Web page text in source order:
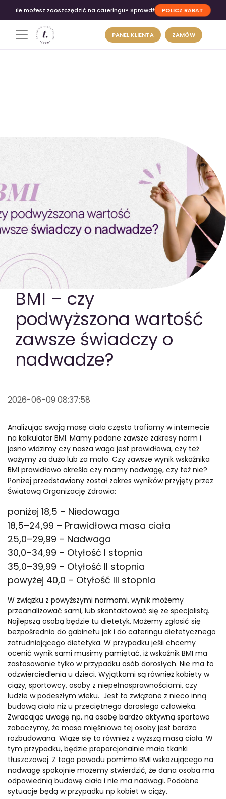
Ile możesz zaoszczędzić na cateringu? Sprawdź POLICZ RABAT
PANEL KLIENTA ZAMÓW
GOTOWA DIETA PAKIETY MEDYCZNE
BMI – czy
podwyższona wartość
zawsze świadczy o
nadwadze?
2026-06-09 08:37:58
Analizując swoją masę ciała często trafiamy w internecie
na kalkulator BMI. Mamy podane zawsze zakresy norm i
jasno widzimy czy nasza waga jest prawidłowa, czy też
ważymy za dużo lub za mało. Czy zawsze wynik wskaźnika
BMI prawidłowo określa czy mamy nadwagę, czy też nie?
Poniżej przedstawiony został zakres wyników przyjęty przez
Światową Organizację Zdrowia:
poniżej 18,5 – Niedowaga
18,5–24,99 – Prawidłowa masa ciała
25,0–29,99 – Nadwaga
30,0–34,99 – Otyłość I stopnia
35,0–39,99 – Otyłość II stopnia
powyżej 40,0 – Otyłość III stopnia
W związku z powyższymi normami, wynik możemy
przeanalizować sami, lub skontaktować się ze specjalistą.
Najlepszą osobą będzie tu dietetyk. Możemy zgłosić się
bezpośrednio do gabinetu jak i do cateringu dietetycznego
zatrudniającego dietetyka. W przypadku jeśli chcemy
ocenić wynik sami musimy pamiętać, iż wskaźnik BMI ma
zastosowanie tylko w przypadku osób dorosłych. Nie ma to
odzwierciedlenia u dzieci. Wyjątkami są również kobiety w
ciąży, sportowcy, osoby z niepełnosprawnościami, czy
ludzie w podeszłym wieku. Jest to związane z nieco inną
budową ciała niż u przeciętnego dorosłego człowieka.
Zwracając uwagę np. na osobę bardzo aktywną sportowo
zobaczymy, że masa mięśniowa tej osoby jest bardzo
rozbudowana. Wiąże się to również z wyższą masą ciała. W
tym przypadku, będzie proporcjonalnie mało tkanki
tłuszczowej. Z tego powodu pomimo BMI wskazującego na
nadwagę spokojnie możemy stwierdzić, że dana osoba ma
odpowiednią budowę ciała i nie ma nadwagi. Podobne
sytuacje będą w przypadku np kobiet w ciąży.